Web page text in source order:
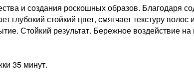
и создания роскошных образов. Благодаря
глубокий стойкий цвет, смягчает текстуру
Стойкий результат. Бережное воздействие
35 минут.